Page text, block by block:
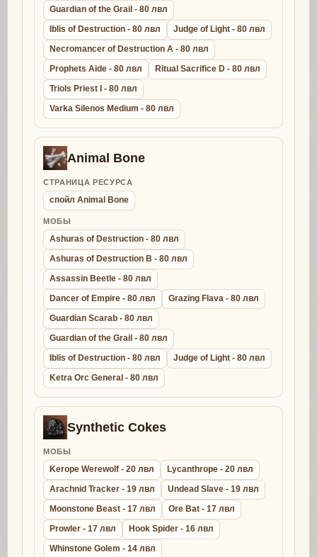
Guardian of the Grail - 80 лвл
Iblis of Destruction - 80 лвл
Judge of Light - 80 лвл
Necromancer of Destruction A - 80 лвл
Prophets Aide - 80 лвл
Ritual Sacrifice D - 80 лвл
Triols Priest I - 80 лвл
Varka Silenos Medium - 80 лвл
Animal Bone
СТРАНИЦА РЕСУРСА
спойл Animal Bone
МОБЫ
Ashuras of Destruction - 80 лвл
Ashuras of Destruction B - 80 лвл
Assassin Beetle - 80 лвл
Dancer of Empire - 80 лвл
Grazing Flava - 80 лвл
Guardian Scarab - 80 лвл
Guardian of the Grail - 80 лвл
Iblis of Destruction - 80 лвл
Judge of Light - 80 лвл
Ketra Orc General - 80 лвл
Synthetic Cokes
МОБЫ
Kerope Werewolf - 20 лвл
Lycanthrope - 20 лвл
Arachnid Tracker - 19 лвл
Undead Slave - 19 лвл
Moonstone Beast - 17 лвл
Ore Bat - 17 лвл
Prowler - 17 лвл
Hook Spider - 16 лвл
Whinstone Golem - 14 лвл